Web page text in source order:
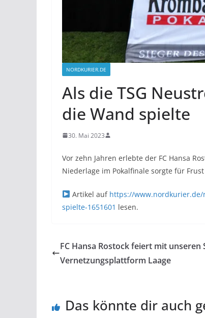
NORDKURIER.DE
Als die TSG
die Wand spielte
30. Mai 2023
Vor zehn Jahren erlebte der FC Hansa
Niederlage im Pokalfinale sorgte für
Artikel auf https://www.nordkurier.de/
spielte-1651601 lesen.
FC Hansa Rostock feiert mit unseren
Vernetzungsplattform Laage
Das könnte dir auch